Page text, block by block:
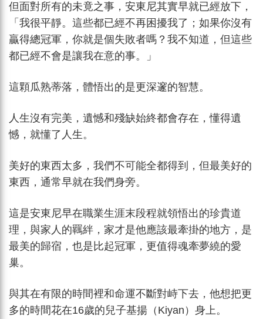
但面對所有的未竟之事，安東尼其實早就已經放下，
「我很平靜。這些都已經不再困擾我了；如果你沒有
贏得總冠軍，你就是個失敗者嗎？我不知道，但這些
都已經不會是讓我在意的事。」
這顆瓜熟蒂落，體悟出的是更深邃的智慧。
人生沒有完美，遺憾和殘缺始終都會存在，懂得遺
憾，就懂了人生。
美好的東西太多，我們不可能全都得到，但最美好的
東西，通常早就在我們身旁。
這是安東尼早在職業生涯末段程就領悟出的珍貴道
理，與家人的羈絆，家才是他應該最牽掛的地方，是
最美的歸宿，也是比起冠軍，更值得魂牽夢繞的愛
巢。
與其在有限的時間裡和命運不斷對峙下去，他想把更
多的時間花在16歲的兒子基揚（Kiyan）身上。